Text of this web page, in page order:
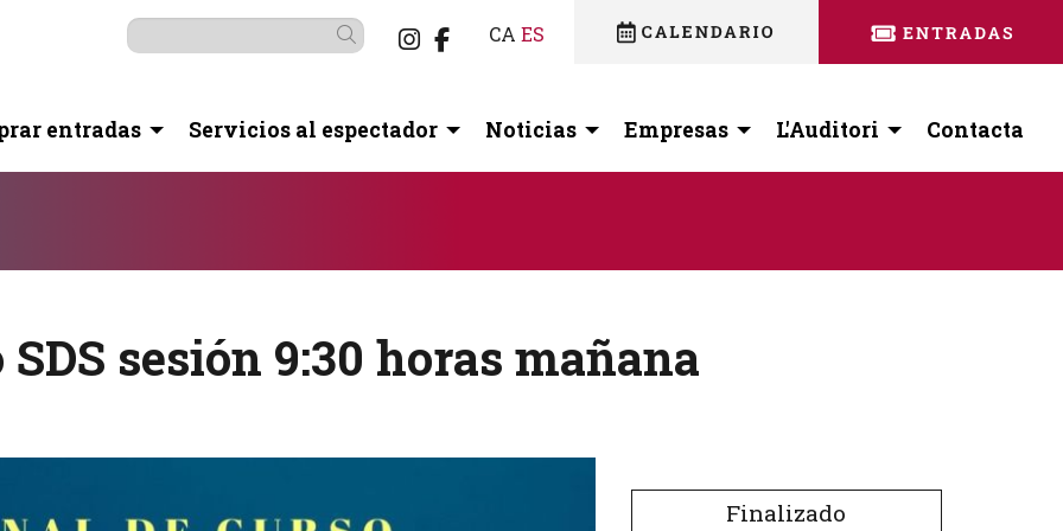
CA ES
Link a instagram
Link a facebook
Buscar
entradas Servicios al espectador Noticias Empresas L'Auditori Contacta
sesión 9:30 horas mañana
Finalizado